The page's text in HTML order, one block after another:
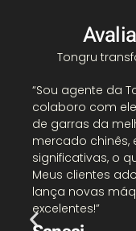
Tongru
“Sou agente da
colaboro com
de garras da
mercado chinês,
significativas, o
Meus clientes
lança novas
excelentes!”